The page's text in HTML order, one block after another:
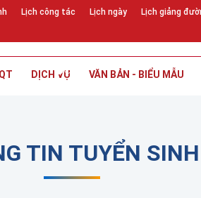
Lịch công tác Lịch ngày
Lịch giảng
DỊCH VỤ VĂN BẢN - BIỂU MẪU
TIN TUYỂN SINH